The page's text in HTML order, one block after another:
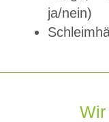
ja/nein)